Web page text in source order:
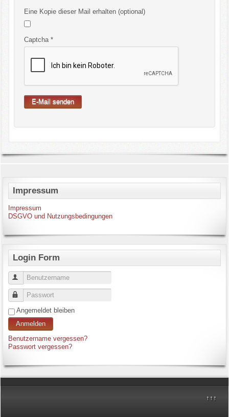
Eine Kopie dieser Mail erhalten (optional)
Captcha*
E-Mail senden
Impressum
Impressum
DSGVO und Nutzungsbedingungen
Login Form
Benutzername
Passwort
Angemeldet bleiben
Anmelden
Benutzername vergessen?
Passwort vergessen?
↑↑↑